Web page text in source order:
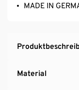
MADE IN
Material